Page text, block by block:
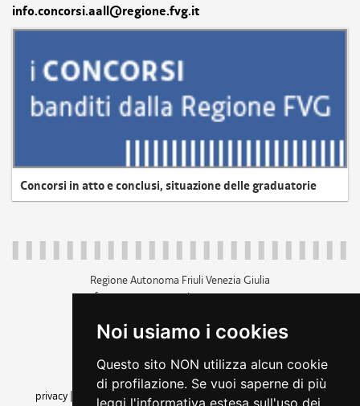
Noi usiamo i cookies
Questo sito NON utilizza alcun cookie
di profilazione. Se vuoi saperne di più
leggi l'informativa estesa sull'uso dei
info.concorsi.aall@regione.fvg.it
Concorsi in atto e conclusi, situazione delle graduatorie
Regione Autonoma Friuli Venezia Giulia
c.f. 80014930327; p.iva 00526040324
+39 040 3771111
amministrazione trasparente
privacy
cookie |note legali accessibilità
dichiarazione di